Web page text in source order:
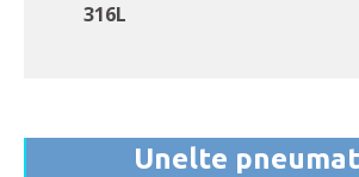
316L
Unelte